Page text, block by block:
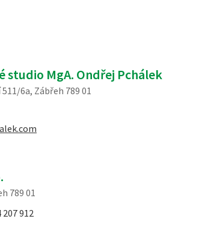
studio MgA. Ondřej Pchálek
6a, Zábřeh 789 01
789 01
207 912